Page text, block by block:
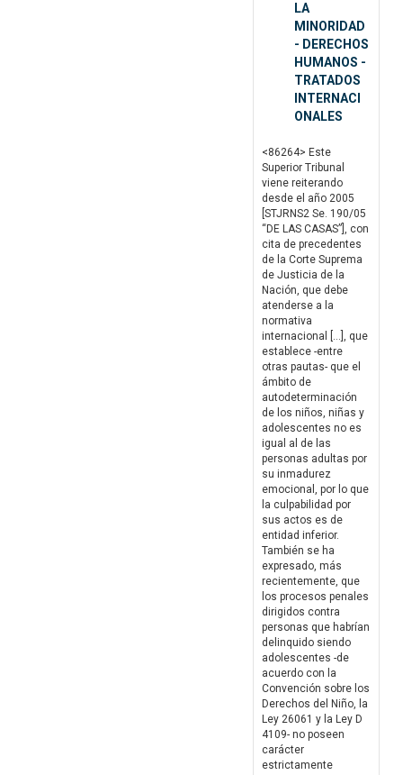
LA
MINORIDAD
- DERECHOS
HUMANOS -
TRATADOS
INTERNACI
ONALES
<86264> Este
Superior Tribunal
viene reiterando
desde el año 2005
[STJRNS2 Se. 190/05
“DE LAS CASAS”], con
cita de precedentes
de la Corte Suprema
de Justicia de la
Nación, que debe
atenderse a la
normativa
internacional […], que
establece -entre
otras pautas- que el
ámbito de
autodeterminación
de los niños, niñas y
adolescentes no es
igual al de las
personas adultas por
su inmadurez
emocional, por lo que
la culpabilidad por
sus actos es de
entidad inferior.
También se ha
expresado, más
recientemente, que
los procesos penales
dirigidos contra
personas que habrían
delinquido siendo
adolescentes -de
acuerdo con la
Convención sobre los
Derechos del Niño, la
Ley 26061 y la Ley D
4109- no poseen
carácter
estrictamente